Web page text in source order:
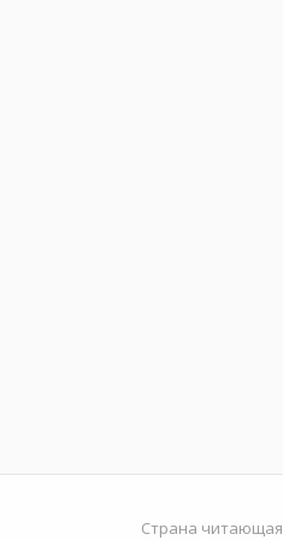
Страна читающая